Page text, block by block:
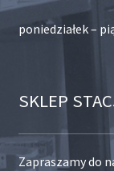
poniedziałek –
SKLEP
Zapraszamy do